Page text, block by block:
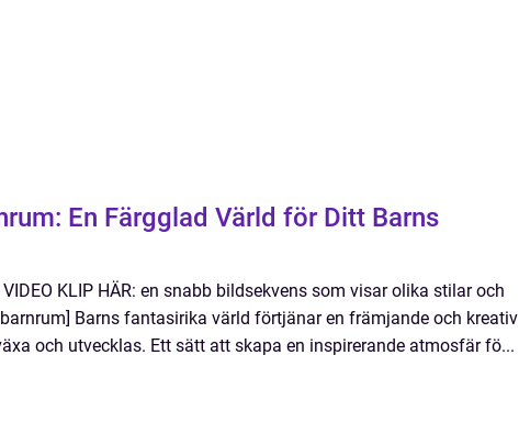
En Färgglad Värld för Ditt Barns
KLIP HÄR: en snabb bildsekvens som visar olika stilar och
Barns fantasirika värld förtjänar en främjande och kreativ
och utvecklas. Ett sätt att skapa en inspirerande atmosfär fö...